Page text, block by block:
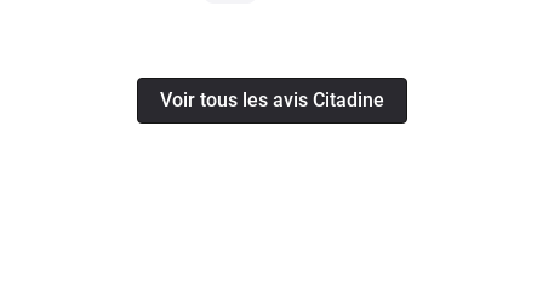
Voir tous les avis Citadine